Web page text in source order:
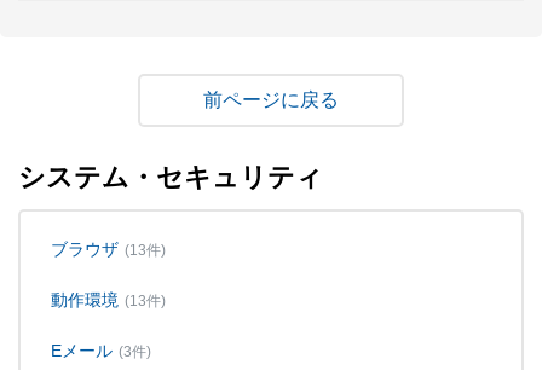
戻る
システム・セキュリティ
ブラウザ (13件)
動作環境 (13件)
Eメール (3件)